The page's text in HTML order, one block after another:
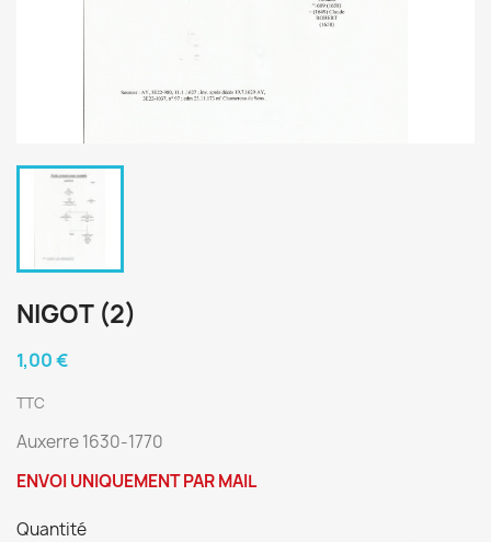
NIGOT (2)
1,00 €
TTC
Auxerre 1630-1770
ENVOI UNIQUEMENT PAR MAIL
Quantité